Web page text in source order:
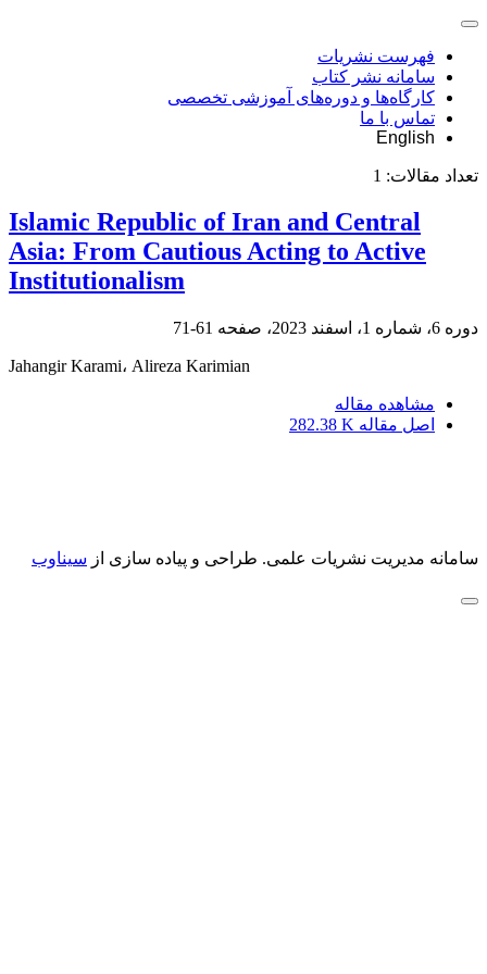
فهرست نشریات
سامانه نشر کتاب
کارگاه‌ها و دوره‌های آموزشی تخصصی
تماس با ما
English
تعداد مقالات: 1
Islamic Republic of Iran and Central
Asia: From Cautious Acting to Active
Institutionalism
دوره 6، شماره 1، اسفند 2023، صفحه 61-71
Jahangir Karami، Alireza Karimian
مشاهده مقاله
اصل مقاله 282.38 K
سامانه مدیریت نشریات علمی. طراحی و پیاده سازی از سیناوب